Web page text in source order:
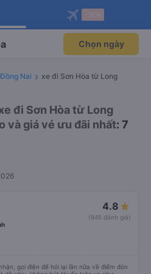
ngay!
viên độc
Mở app
đặt vé máy bay qua
Mở app
Chọn ngày
Nai
xe đi Sơn Hòa từ Long
đi Sơn Hòa từ Long
và giá vé ưu đãi nhất: 7
4.8
(845 đánh giá)
gọi điện để hỏi lại lần nữa về điểm đón